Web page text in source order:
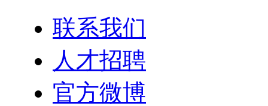
联系我们
人才招聘
官方微博